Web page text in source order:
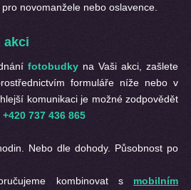
novomanžele nebo oslavence.
akci
fotobudky na Vaši akci, zašlete
formuláře níže nebo v
komunikaci je možné zodpovědět
+420 737 436 865
Nebo dle dohody. Působnost po
kombinovat s mobilním